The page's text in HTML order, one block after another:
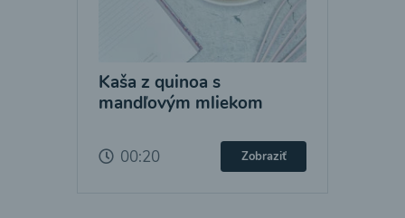
Kaša z quinoa s
mandľovým mliekom
00:20 Zobraziť